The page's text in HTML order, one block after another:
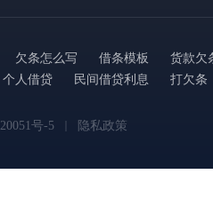
欠条怎么写 借条模板
货款欠
个人借贷 民间借贷利息
打欠条
号-5 隐私政策